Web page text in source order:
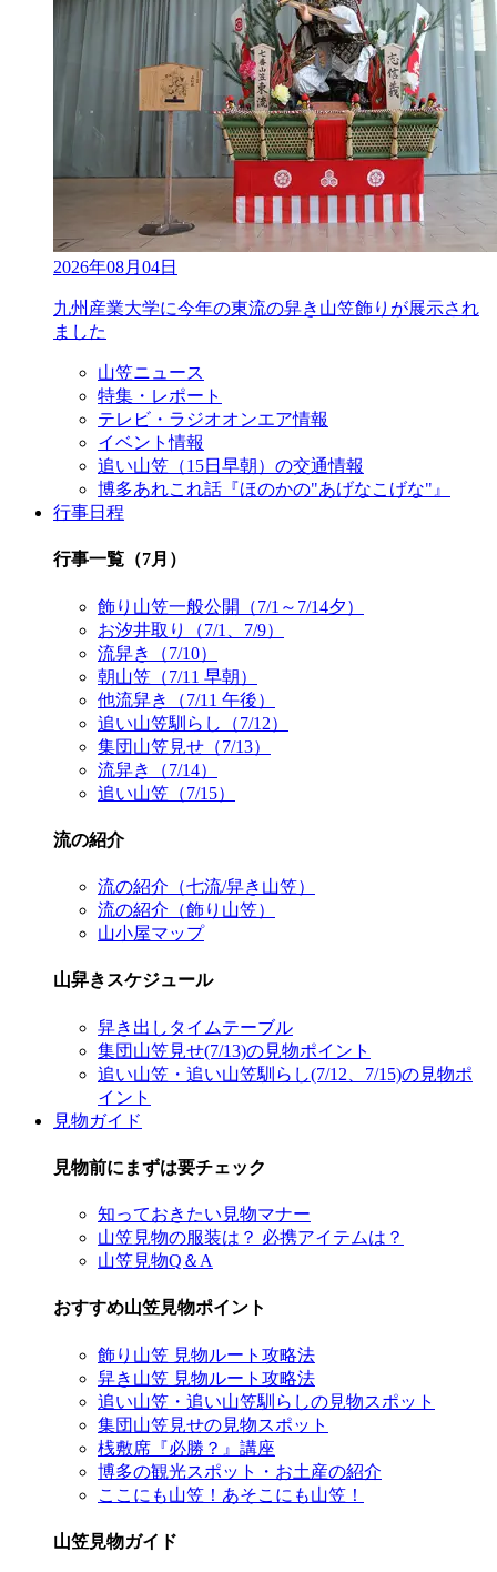
2026年08月04日
九州産業大学に今年の東流の舁き山笠飾りが展示され
ました
山笠ニュース
特集・レポート
テレビ・ラジオオンエア情報
イベント情報
追い山笠（15日早朝）の交通情報
博多あれこれ話『ほのかの"あげなこげな"』
行事日程
行事一覧（7月）
飾り山笠一般公開（7/1～7/14夕）
お汐井取り（7/1、7/9）
流舁き（7/10）
朝山笠（7/11 早朝）
他流舁き（7/11 午後）
追い山笠馴らし（7/12）
集団山笠見せ（7/13）
流舁き（7/14）
追い山笠（7/15）
流の紹介
流の紹介（七流/舁き山笠）
流の紹介（飾り山笠）
山小屋マップ
山舁きスケジュール
舁き出しタイムテーブル
集団山笠見せ(7/13)の見物ポイント
追い山笠・追い山笠馴らし(7/12、7/15)の見物ポ
イント
見物ガイド
見物前にまずは要チェック
知っておきたい見物マナー
山笠見物の服装は？ 必携アイテムは？
山笠見物Q＆A
おすすめ山笠見物ポイント
飾り山笠 見物ルート攻略法
舁き山笠 見物ルート攻略法
追い山笠・追い山笠馴らしの見物スポット
集団山笠見せの見物スポット
桟敷席『必勝？』講座
博多の観光スポット・お土産の紹介
ここにも山笠！あそこにも山笠！
山笠見物ガイド